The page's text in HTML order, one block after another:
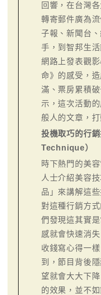
回響，在台灣
轉寄郵件廣為
子報、新聞台
手，到智邦生
網路上發表觀
命》的感受，
滿、票房累積
示，這次活動
般人的文章，
投機取巧的行
Technique）
時下熱門的美
人士介紹美容
品」來講解這
對這種行銷方
們發現這其實
感就會快速消
收錢寫心得一
到，節目背後
望就會大大下
的效果，並不